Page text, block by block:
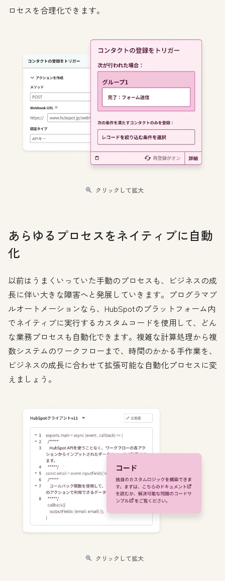
ロセスを合理化できます。
クリックして拡大
あらゆるプロセスをネイティブに自動
化
以前はうまくいっていた手動のプロセスも、ビジネスの成
長に伴い大きな障害へと発展していきます。プログラマブ
ルオートメーションなら、HubSpotのプラットフォーム内
でネイティブに実行するカスタムコードを使用して、どん
な業務プロセスも自動化できます。複雑な計算処理から複
数システムのワークフローまで、時間のかかる手作業を、
ビジネスの成長に合わせて拡張可能な自動化プロセスに変
えましょう。
クリックして拡大